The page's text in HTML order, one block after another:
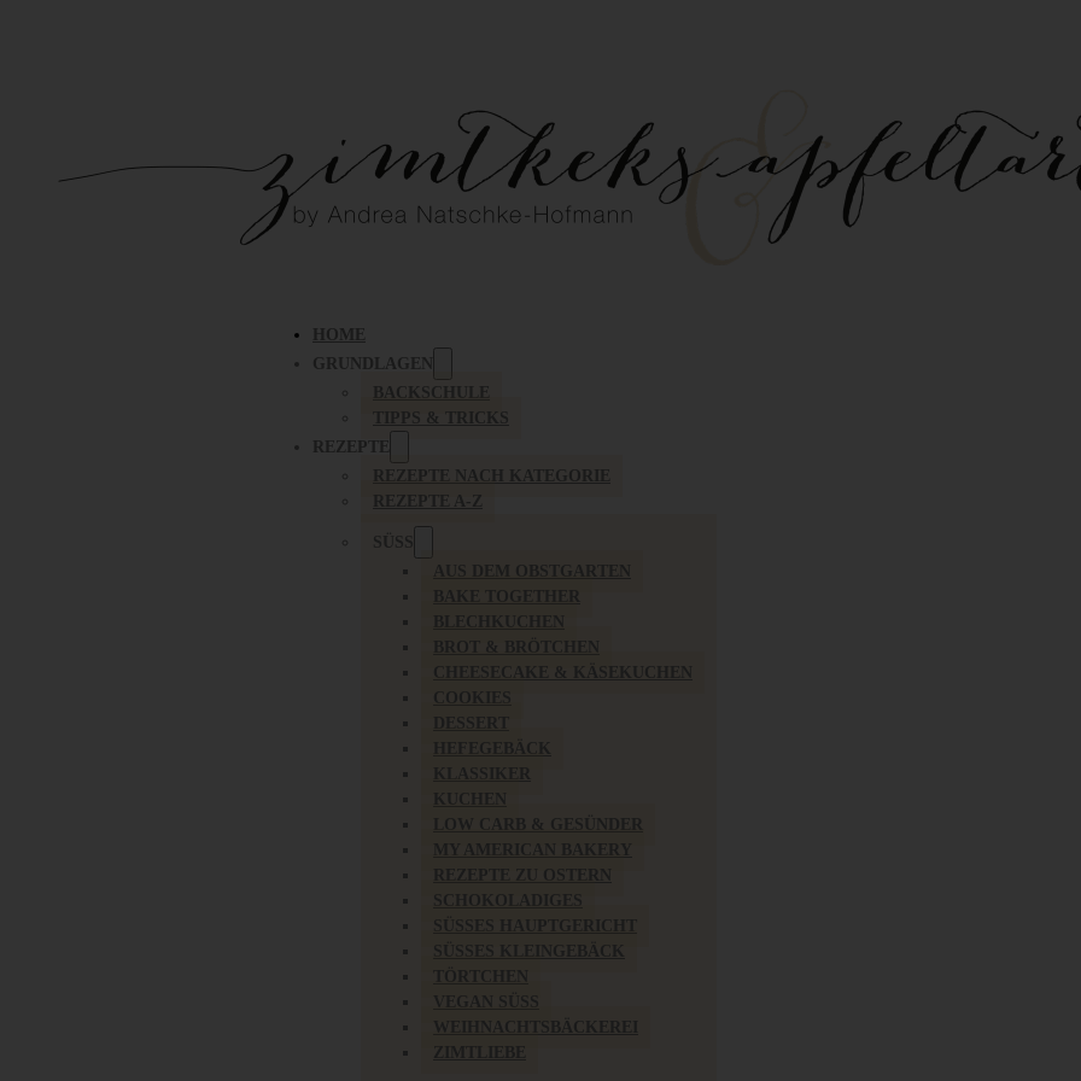
HOME
GRUNDLAGEN
BACKSCHULE
TIPPS & TRICKS
REZEPTE
REZEPTE NACH KATEGORIE
REZEPTE A-Z
SÜSS